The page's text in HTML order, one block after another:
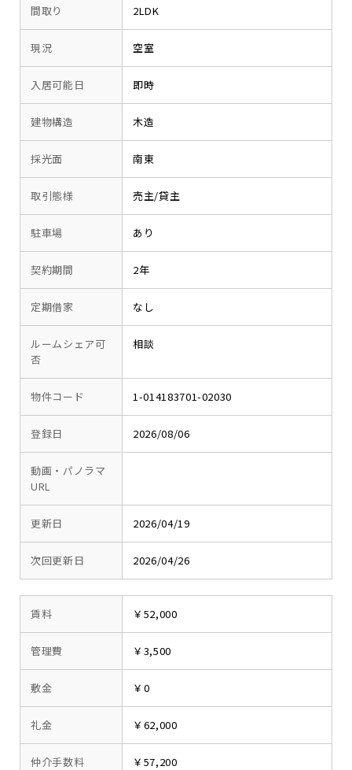
間取り 2LDK
現況 空室
入居可能日 即時
建物構造 木造
採光面 南東
取引態様 売主/貸主
駐車場 あり
契約期間 2年
定期借家 なし
ルームシェア可
否
相談
物件コード 1-014183701-02030
登録日 2026/08/06
動画・パノラマ
URL
更新日 2026/04/19
次回更新日 2026/04/26
賃料 ￥52,000
管理費 ￥3,500
敷金 ￥0
礼金 ￥62,000
仲介手数料 ￥57,200